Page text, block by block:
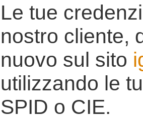
Le tue
nostro cliente,
nuovo sul sito
utilizzando le
SPID o CIE.